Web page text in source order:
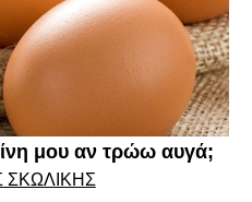
μου αν τρώω αυγά;
ΣΚΩΛΊΚΗΣ